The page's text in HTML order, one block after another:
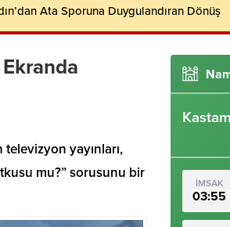
Ata Sporuna Duygulandıran Dönüş
yayınları,
mu?” sorusunu bir
İMSAK
03:55